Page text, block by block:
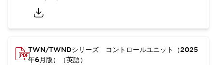
TWN/TWNDシリーズ コントロールユニット（2025
年6月版）（英語）